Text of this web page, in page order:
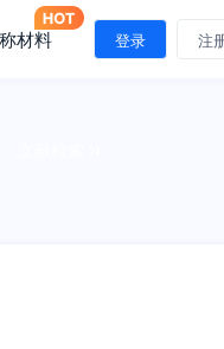
材料 登录 注